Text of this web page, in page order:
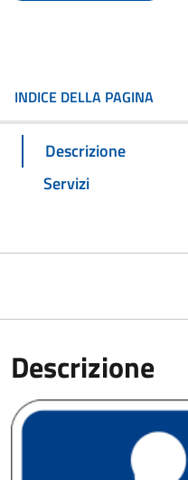
INDICE DELLA PAGINA
Descrizione
Servizi
Descrizione